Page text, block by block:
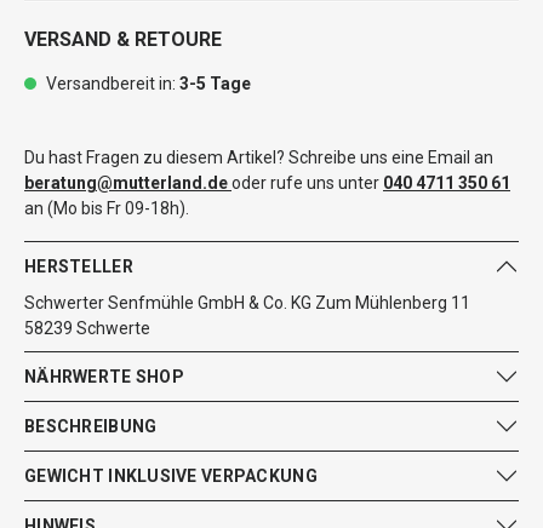
VERSAND & RETOURE
Versandbereit in: 3-5 Tage
Du hast Fragen zu diesem Artikel? Schreibe uns eine Email an
beratung@mutterland.deoder rufe uns unter 040 4711 350 61
an (Mo bis Fr 09-18h).
HERSTELLER
Schwerter Senfmühle GmbH & Co. KG Zum Mühlenberg 11
58239 Schwerte
NÄHRWERTE SHOP
BESCHREIBUNG
GEWICHT INKLUSIVE VERPACKUNG